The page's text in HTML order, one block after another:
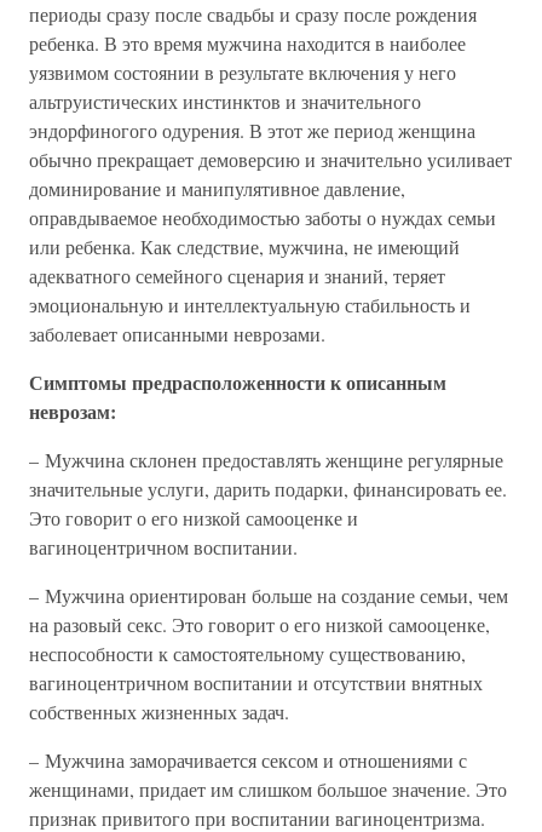
периоды сразу после свадьбы и сразу после рождения
ребенка. В это время мужчина находится в наиболее
уязвимом состоянии в результате включения у него
альтруистических инстинктов и значительного
эндорфиногого одурения. В этот же период женщина
обычно прекращает демоверсию и значительно усиливает
доминирование и манипулятивное давление,
оправдываемое необходимостью заботы о нуждах семьи
или ребенка. Как следствие, мужчина, не имеющий
адекватного семейного сценария и знаний, теряет
эмоциональную и интеллектуальную стабильность и
заболевает описанными неврозами.
Симптомы предрасположенности к описанным
неврозам:
– Мужчина склонен предоставлять женщине регулярные
значительные услуги, дарить подарки, финансировать ее.
Это говорит о его низкой самооценке и
вагиноцентричном воспитании.
– Мужчина ориентирован больше на создание семьи, чем
на разовый секс. Это говорит о его низкой самооценке,
неспособности к самостоятельному существованию,
вагиноцентричном воспитании и отсутствии внятных
собственных жизненных задач.
– Мужчина заморачивается сексом и отношениями с
женщинами, придает им слишком большое значение. Это
признак привитого при воспитании вагиноцентризма.